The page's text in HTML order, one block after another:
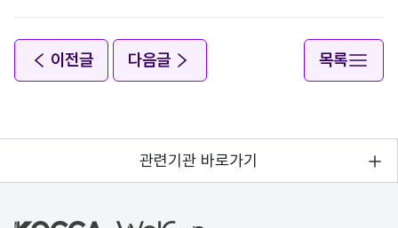
이전글 다음글 목록
관련기관 바로가기